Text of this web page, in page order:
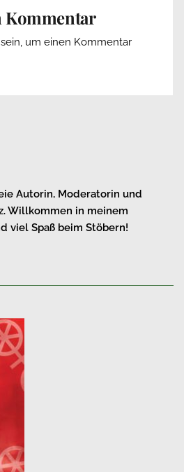
Kommentar
sein, um einen Kommentar
Autorin, Moderatorin und
Willkommen in meinem
viel Spaß beim Stöbern!